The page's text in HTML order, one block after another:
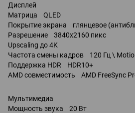
Дисплей
Матрица QLED
Покрытие экрана глянцевое
Разрешение 3840x2160 пикс
Upscaling до 4K
Частота смены кадров 120 Гц \
Поддержка HDR HDR10+
AMD совместимость AMD FreeSync
Мультимедиа
Мощность звука 20 Вт